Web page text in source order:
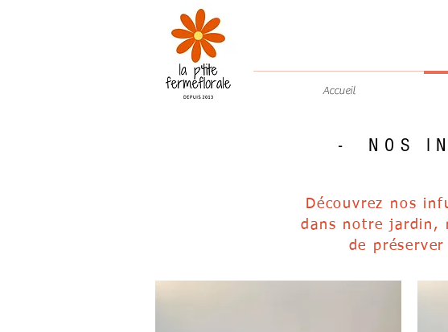
Accueil
- NOS
Découvrez nos
dans notre jardin,
de